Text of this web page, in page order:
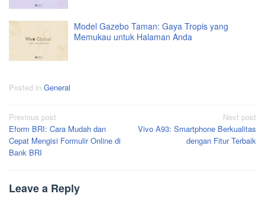
Model Gazebo Taman: Gaya Tropis yang
Memukau untuk Halaman Anda
Posted in General
Post
navigation
Previous post
Eform BRI: Cara Mudah dan
Cepat Mengisi Formulir Online di
Bank BRI
Next post
Vivo A93: Smartphone Berkualitas
dengan Fitur Terbaik
Leave a Reply